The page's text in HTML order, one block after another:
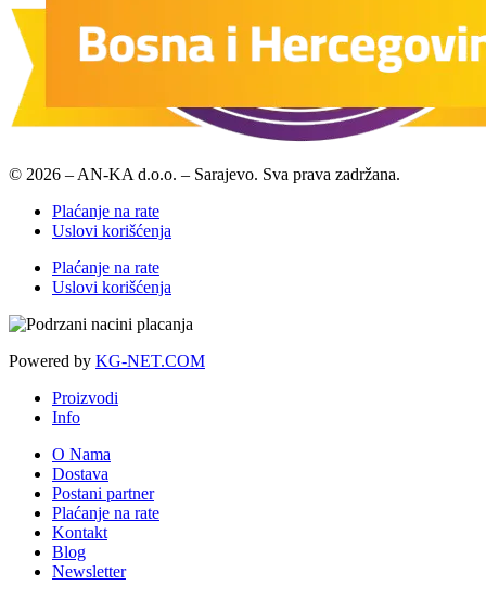
© 2026 – AN-KA d.o.o. – Sarajevo. Sva prava zadržana.
Plaćanje na rate
Uslovi korišćenja
Plaćanje na rate
Uslovi korišćenja
Powered by KG-NET.COM
Proizvodi
Info
O Nama
Dostava
Postani partner
Plaćanje na rate
Kontakt
Blog
Newsletter